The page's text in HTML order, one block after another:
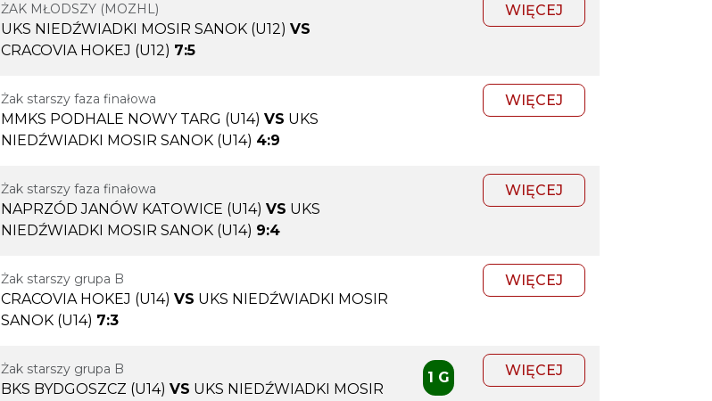
ŻAK MŁODSZY (MOZHL)
UKS NIEDŹWIADKI MOSIR SANOK (U12) VS
CRACOVIA HOKEJ (U12) 7:5
WIĘCEJ
Żak starszy faza finałowa
MMKS PODHALE NOWY TARG (U14) VS UKS
NIEDŹWIADKI MOSIR SANOK (U14) 4:9
WIĘCEJ
Żak starszy faza finałowa
NAPRZÓD JANÓW KATOWICE (U14) VS UKS
NIEDŹWIADKI MOSIR SANOK (U14) 9:4
WIĘCEJ
Żak starszy grupa B
CRACOVIA HOKEJ (U14) VS UKS NIEDŹWIADKI MOSIR
SANOK (U14) 7:3
WIĘCEJ
Żak starszy grupa B
BKS BYDGOSZCZ (U14) VS UKS NIEDŹWIADKI MOSIR
1 G WIĘCEJ